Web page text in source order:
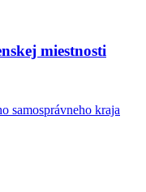
miestnosti
samosprávneho kraja